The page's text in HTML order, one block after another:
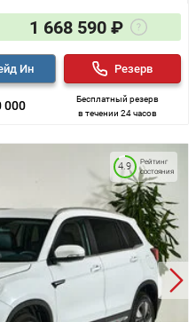
1 668 590 ₽
000
Ин
Бесплатный резерв
в течении 24 часов
Резерв
Рейтинг
состояния
4.9